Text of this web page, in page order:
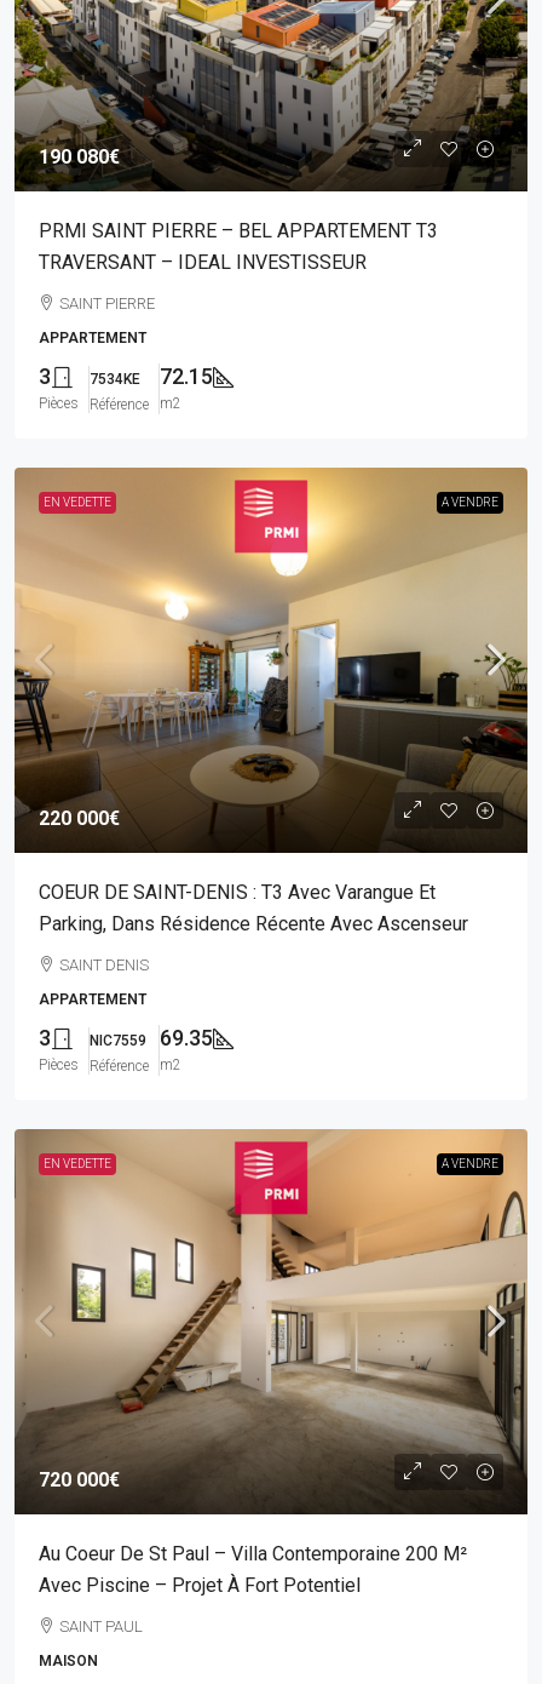
190 080€
PRMI SAINT PIERRE – BEL APPARTEMENT T3
TRAVERSANT – IDEAL INVESTISSEUR
SAINT PIERRE
APPARTEMENT
3
Pièces
7534KE
Référence
72.15
m2
EN VEDETTE A VENDRE
220 000€
COEUR DE SAINT-DENIS : T3 Avec Varangue Et
Parking, Dans Résidence Récente Avec Ascenseur
SAINT DENIS
APPARTEMENT
3
Pièces
NIC7559
Référence
69.35
m2
EN VEDETTE A VENDRE
720 000€
Au Coeur De St Paul – Villa Contemporaine 200 M²
Avec Piscine – Projet À Fort Potentiel
SAINT PAUL
MAISON